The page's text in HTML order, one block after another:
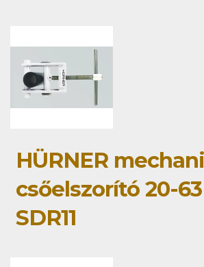
HÜRNER
csőelszorító 20-
SDR11